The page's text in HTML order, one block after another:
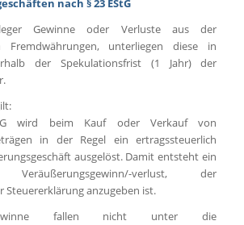
nach § 23 EStG
Gewinne oder Verluste aus der
Fremdwährungen, unterliegen diese in
der Spekulationsfrist (1 Jahr) der
wird beim Kauf oder Verkauf von
in der Regel ein ertragssteuerlich
ausgelöst. Damit entsteht ein
Veräußerungsgewinn/-verlust, der
anzugeben ist.
fallen nicht unter die